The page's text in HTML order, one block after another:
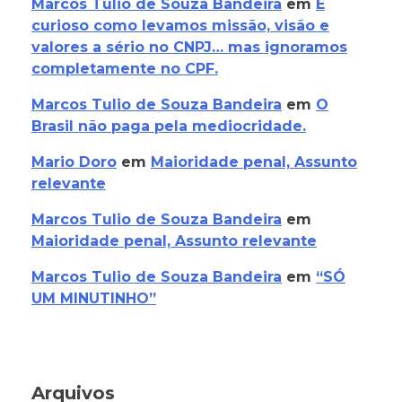
Marcos Tulio de Souza Bandeira em É
curioso como levamos missão, visão e
valores a sério no CNPJ… mas ignoramos
completamente no CPF.
Marcos Tulio de Souza Bandeira em O
Brasil não paga pela mediocridade.
Mario Doro em Maioridade penal, Assunto
relevante
Marcos Tulio de Souza Bandeira em
Maioridade penal, Assunto relevante
Marcos Tulio de Souza Bandeira em “SÓ
UM MINUTINHO”
Arquivos